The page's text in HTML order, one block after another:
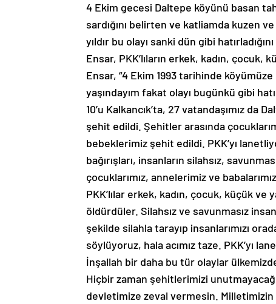
4 Ekim gecesi Daltepe köyünü basan
sardığını belirten ve katliamda kuzen
yıldır bu olayı sanki dün gibi
Ensar, PKK’lıların erkek, kadın,
Ensar, “4 Ekim 1993 tarihinde köyümüze
yaşındayım fakat olayı bugünkü gibi
10’u Kalkancık’ta, 27 vatandaşımız da
şehit edildi. Şehitler arasında
bebeklerimiz şehit edildi. PKK’yı
bağırışları, insanların silahsız,
çocuklarımız, annelerimiz ve
PKK’lılar erkek, kadın, çocuk, küçük
öldürdüler. Silahsız ve savunmasız
şekilde silahla tarayıp insanlarımızı
söylüyoruz, hala acımız taze. PKK’yı
İnşallah bir daha bu tür olaylar
Hiçbir zaman şehitlerimizi
devletimize zeval vermesin. Milletimizin